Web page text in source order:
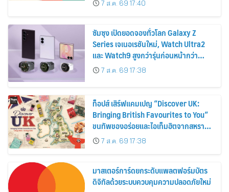
2569
7 ส.ค. 69 17:40
ซัมซุง เปิดยอดจองทั่วโลก Galaxy Z
Series เจเนอเรชันใหม่, Watch Ultra2
และ Watch9 สูงกว่ารุ่นก่อนหน้ากว่า
30%7 ส.ค. 69 17:38
ท็อปส์ เสิร์ฟแคมเปญ “Discover UK:
Bringing British Favourites to You”
ขนทัพของอร่อยและไอเท็มฮิตจากสหราช
อาณาจักร ส่งตรงถึงมือตั้งแต่วันนี้ – 18
สิงหาคมนี้
7 ส.ค. 69 17:38
มาสเตอร์การ์ดยกระดับแพลตฟอร์มบัตร
ดิจิทัลด้วยระบบควบคุมความปลอดภัยใหม่